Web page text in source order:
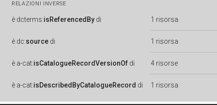
RELAZIONI INVERSE
è dcterms:isReferencedBy di 1 risorsa
è dc:source di 1 risorsa
è a-cat:isCatalogueRecordVersionOf di 4 risorse
è a-cat:isDescribedByCatalogueRecord di 1 risorsa